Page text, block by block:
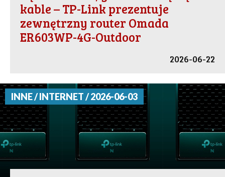
kable – TP-Link prezentuje
zewnętrzny router Omada
ER603WP-4G-Outdoor
2026-06-22
INNE / INTERNET / 2026-06-03